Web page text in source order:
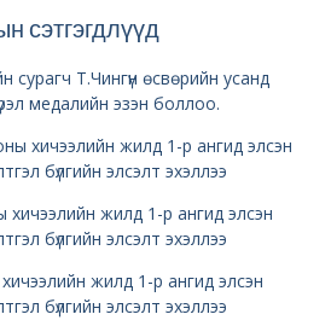
сэтгэгдлүүд
сурагч Т.Чингүн өсвөрийн усанд
медалийн эзэн боллоо.
хичээлийн жилд 1-р ангид элсэн
бүлгийн элсэлт эхэллээ
хичээлийн жилд 1-р ангид элсэн
бүлгийн элсэлт эхэллээ
жилд 1-р ангид элсэн
бүлгийн элсэлт эхэллээ